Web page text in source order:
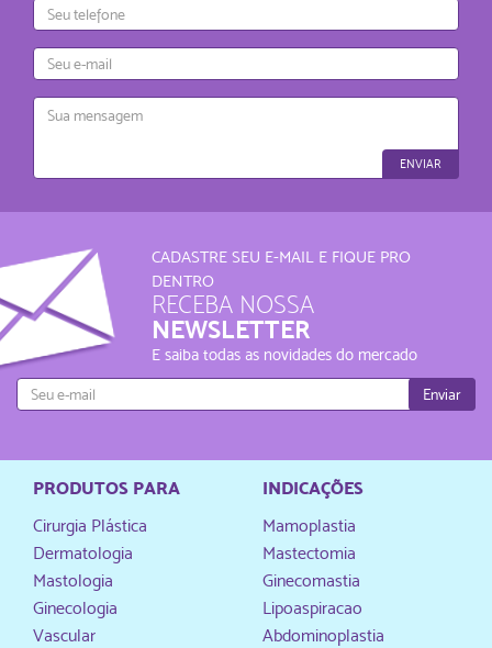
Telefone
mail
Mensagem
ENVIAR
CADASTRE SEU E-MAIL E FIQUE PRO
DENTRO
RECEBA NOSSA
NEWSLETTER
E saiba todas as novidades do mercado
Enviar
PRODUTOS PARA
Cirurgia Plástica
Dermatologia
Mastologia
Ginecologia
Vascular
INDICAÇÕES
Mamoplastia
Mastectomia
Ginecomastia
Lipoaspiracao
Abdominoplastia